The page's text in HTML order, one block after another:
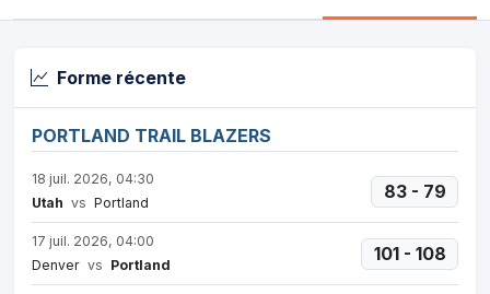
Forme récente
PORTLAND TRAIL BLAZERS
18 juil. 2026, 04:30
Utah vs Portland
83 - 79
17 juil. 2026, 04:00
Denver vs Portland
101 - 108